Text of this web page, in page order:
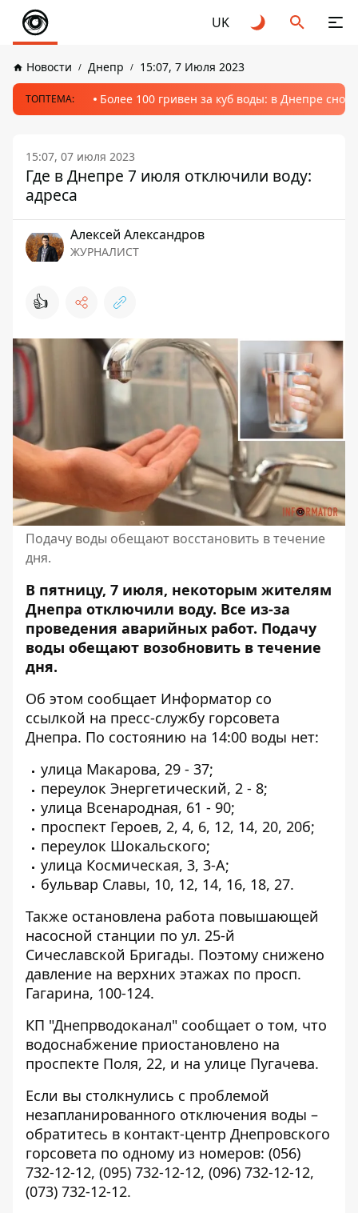
UK
Новости Днепр 15:07, 7 Июля 2023
ТОПТЕМА: Более 100 гривен за куб воды: в Днепре
15:07, 07 июля 2023
Где в Днепре 7 июля отключили воду:
адреса
Алексей Александров
ЖУРНАЛИСТ
👍
Подачу воды обещают восстановить в течение
дня.
В пятницу, 7 июля, некоторым жителям
Днепра отключили воду. Все из-за
проведения аварийных работ. Подачу
воды обещают возобновить в течение
дня.
Об этом сообщает Информатор со
ссылкой на пресс-службу горсовета
Днепра. По состоянию на 14:00 воды нет:
улица Макарова, 29 - 37;
переулок Энергетический, 2 - 8;
улица Всенародная, 61 - 90;
проспект Героев, 2, 4, 6, 12, 14, 20, 20б;
переулок Шокальского;
улица Космическая, 3, 3-А;
бульвар Славы, 10, 12, 14, 16, 18, 27.
Также остановлена ​​работа повышающей
насосной станции по ул. 25-й
Сичеславской Бригады. Поэтому снижено
давление на верхних этажах по просп.
Гагарина, 100-124.
КП "Днепрводоканал" сообщает о том, что
водоснабжение приостановлено на
проспекте Поля, 22, и на улице Пугачева.
Если вы столкнулись с проблемой
незапланированного отключения воды –
обратитесь в контакт-центр Днепровского
горсовета по одному из номеров: (056)
732-12-12, (095) 732-12-12, (096) 732-12-12,
(073) 732-12-12.